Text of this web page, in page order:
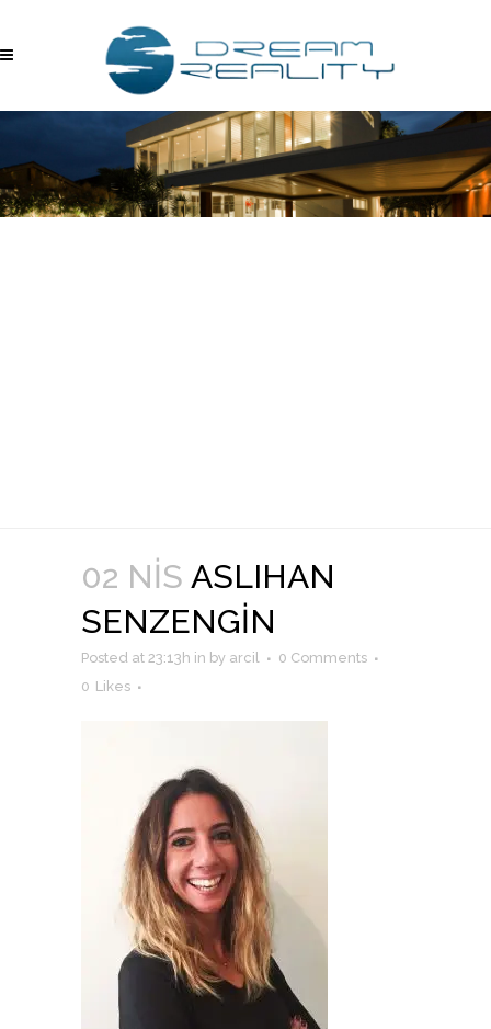
02 NIS ASLIHAN
SENZENGIN
Posted at 23:13h in by arcil
0 Comments
0 Likes